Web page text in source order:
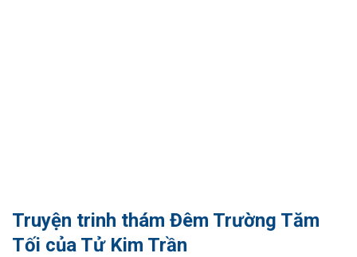
Truyện trinh thám Đêm Trường Tăm
Tối của Tử Kim Trần